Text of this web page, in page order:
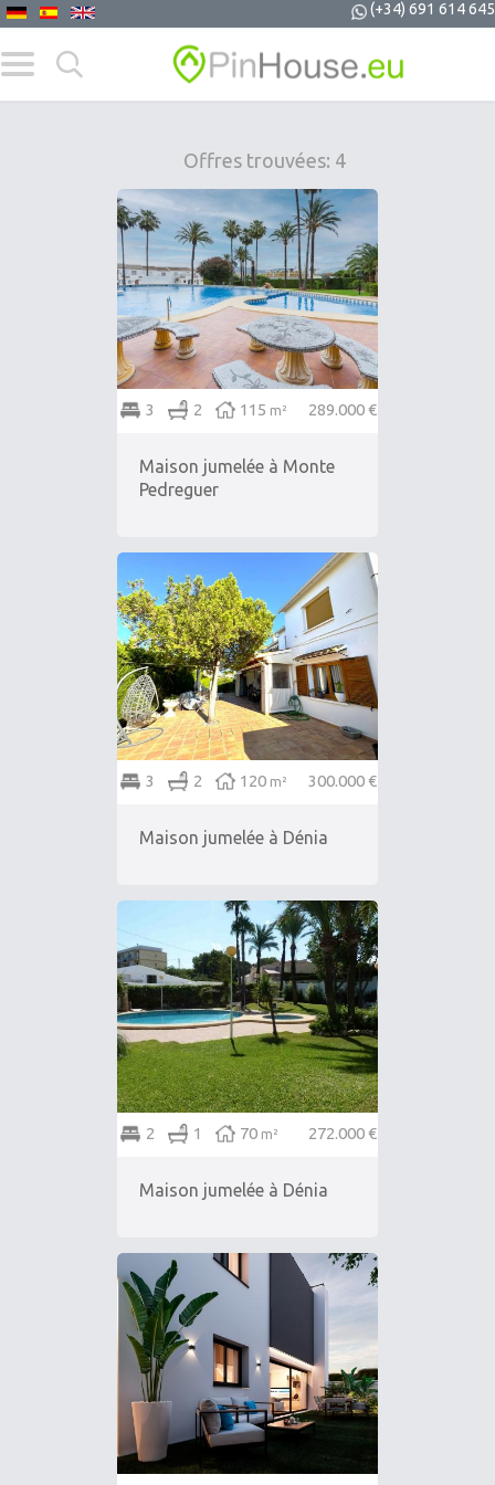
(+34) 691 614 645
Offres trouvées: 4
3 2 115 m² 289.000 €
Maison jumelée à Monte
Pedreguer
3 2 120 m² 300.000 €
Maison jumelée à Dénia
2 1 70 m² 272.000 €
Maison jumelée à Dénia